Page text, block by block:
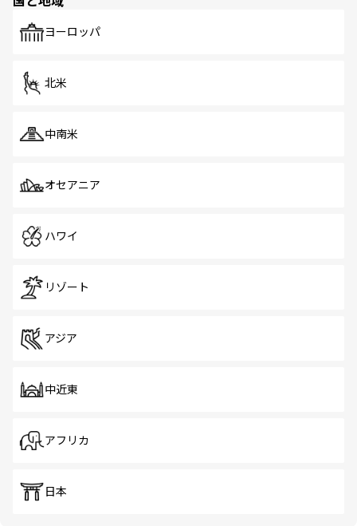
で、ホーカーズは地元の風情を楽しめる外せないスポット
ヨーロッパ
北米
中南米
オセアニア
ハワイ
リゾート
アジア
中近東
アフリカ
日本